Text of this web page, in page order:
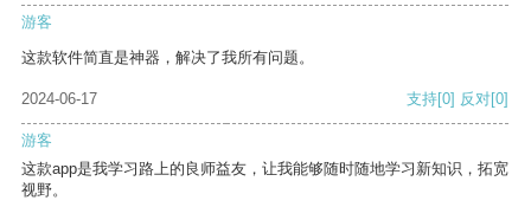
游客
这款软件简直是神器，解决了我所有问题。
2024-06-17 支持[0] 反对[0]
游客
这款app是我学习路上的良师益友，让我能够随时随地学习新知识，拓宽
视野。